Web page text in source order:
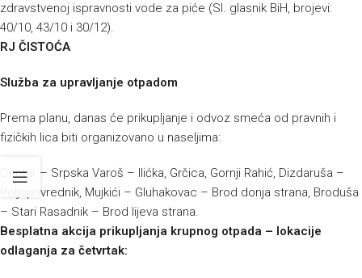
zdravstvenoj ispravnosti vode za piće (Sl. glasnik BiH, brojevi:
40/10, 43/10 i 30/12).
RJ ČISTOĆA
Služba za upravljanje otpadom
Prema planu, danas će prikupljanje i odvoz smeća od pravnih i
fizičkih lica biti organizovano u naseljima:
Centar – Srpska Varoš – Ilićka, Grčica, Gornji Rahić, Dizdaruša –
Poljoprivrednik, Mujkići – Gluhakovac – Brod donja strana, Broduša
– Stari Rasadnik – Brod lijeva strana.
Besplatna akcija prikupljanja krupnog otpada – lokacije
odlaganja za četvrtak: